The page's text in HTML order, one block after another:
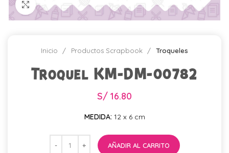
Click para agrandar
Inicio Productos Scrapbook Troqueles
Troquel KM-DM-00782
S/ 16.80
MEDIDA: 12 x 6 cm
AÑADIR AL CARRITO